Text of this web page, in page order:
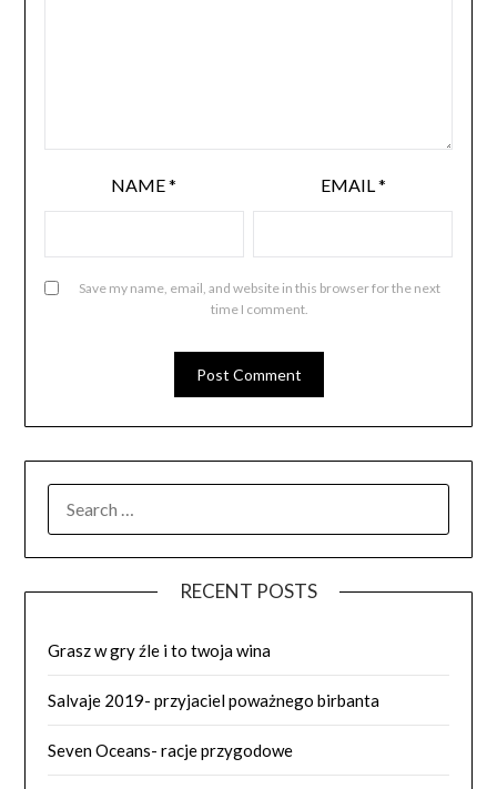
NAME* EMAIL*
Save my name, email, and website in this browser for the next
time I comment.
RECENT POSTS
Grasz w gry źle i to twoja wina
Salvaje 2019- przyjaciel poważnego birbanta
Seven Oceans- racje przygodowe